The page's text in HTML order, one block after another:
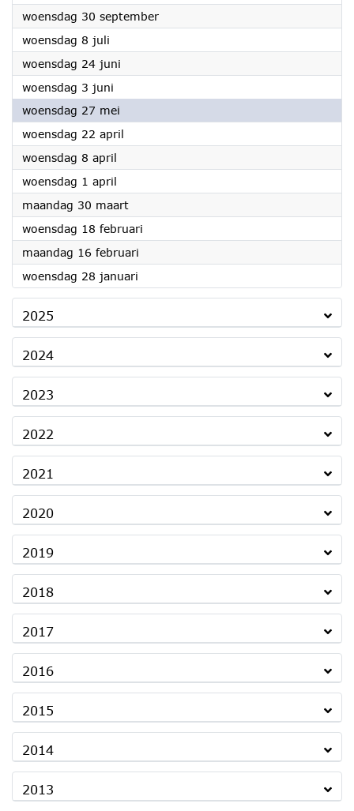
woensdag 30 september2026
woensdag 8 juli
woensdag 24 juni
woensdag 3 juni
woensdag 27 mei
woensdag 22 april
woensdag 8 april
woensdag 1 april
maandag 30 maart2026
woensdag 18 februari
maandag 16 februari
woensdag 28 januari
2025
2024
2023
2022
2021
2020
2019
2018
2017
2016
2015
2014
2013